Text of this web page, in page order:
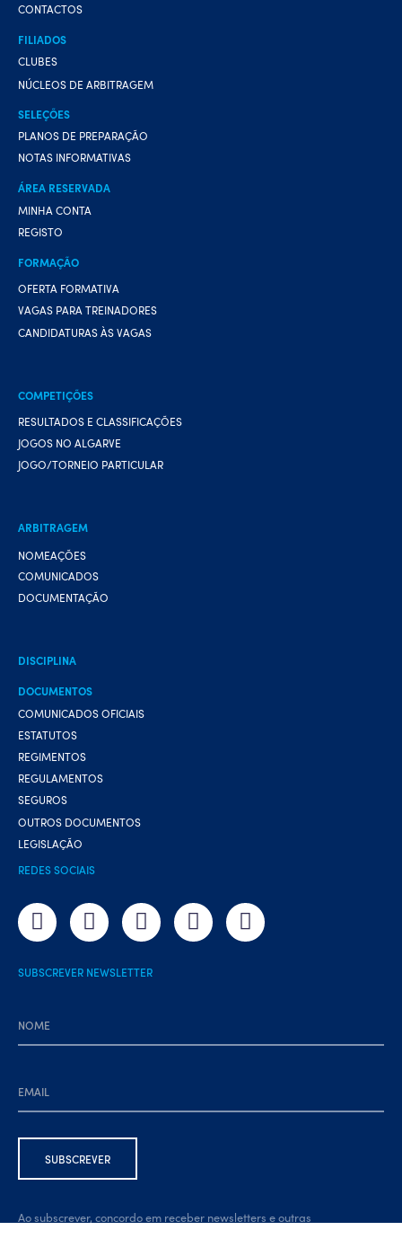
CONTACTOS
FILIADOS
CLUBES
NÚCLEOS DE ARBITRAGEM
SELEÇÕES
PLANOS DE PREPARAÇÃO
NOTAS INFORMATIVAS
ÁREA RESERVADA
MINHA CONTA
REGISTO
FORMAÇÃO
OFERTA FORMATIVA
VAGAS PARA TREINADORES
CANDIDATURAS ÀS VAGAS
COMPETIÇÕES
RESULTADOS E CLASSIFICAÇÕES
JOGOS NO ALGARVE
JOGO/TORNEIO PARTICULAR
ARBITRAGEM
NOMEAÇÕES
COMUNICADOS
DOCUMENTAÇÃO
DISCIPLINA
DOCUMENTOS
COMUNICADOS OFICIAIS
ESTATUTOS
REGIMENTOS
REGULAMENTOS
SEGUROS
OUTROS DOCUMENTOS
LEGISLAÇÃO
REDES SOCIAIS
SUBSCREVER NEWSLETTER
Ao subscrever, concordo em receber newsletters e outras